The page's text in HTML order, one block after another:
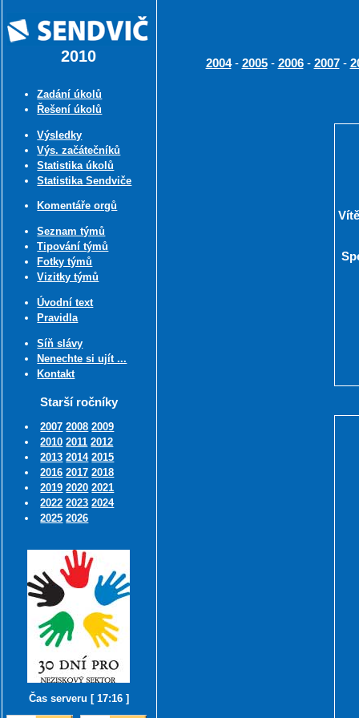
2010
Zadání úkolů
Řešení úkolů
Výsledky
Výs. začátečníků
Statistika úkolů
Statistika Sendviče
Komentáře orgů
Seznam týmů
Tipování týmů
Fotky týmů
Vizitky týmů
Úvodní text
Pravidla
Síň slávy
Nenechte si ujít ...
Kontakt
Starší ročníky
2007 2008 2009
2010 2011 2012
2013 2014 2015
2016 2017 2018
2019 2020 2021
2022 2023 2024
2025 2026
Čas serveru [ 17:16 ]
2004- 2005- 2006- 2007-